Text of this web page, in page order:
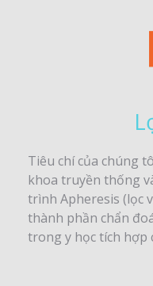
Tiêu chí của chúng
khoa truyền thống
trình Apheresis (lọc
thành phần chẩn
trong y học tích hợp